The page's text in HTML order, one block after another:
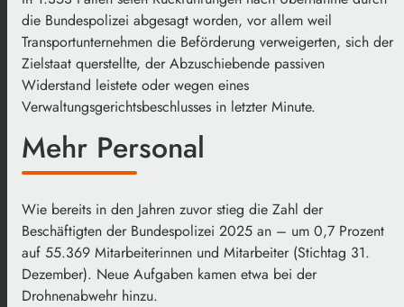
die Bundespolizei abgesagt worden, vor allem weil
Transportunternehmen die Beförderung verweigerten, sich der
Zielstaat querstellte, der Abzuschiebende passiven
Widerstand leistete oder wegen eines
Verwaltungsgerichtsbeschlusses in letzter Minute.
Mehr Personal
Wie bereits in den Jahren zuvor stieg die Zahl der
Beschäftigten der Bundespolizei 2025 an – um 0,7 Prozent
auf 55.369 Mitarbeiterinnen und Mitarbeiter (Stichtag 31.
Dezember). Neue Aufgaben kamen etwa bei der
Drohnenabwehr hinzu.